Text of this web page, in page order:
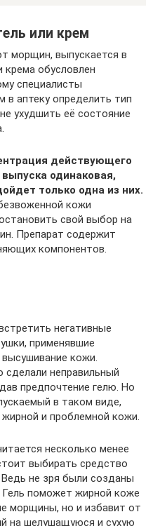
или крем
морщин, выпускается в
крема обусловлен
специалисты
аптеку определить тип
ухудшить её состояние
действующего
одинаковая,
только одна из них.
кожи
свой выбор на
Препарат содержит
компонентов.
негативные
применявшие
кожи.
сделали неправильный
предпочтение гелю. Но
в таком виде,
и проблемной кожи.
несколько менее
выбирать средство
не зря были созданы
поможет жирной коже
морщины, но и избавит от
на шелушащуюся и сухую